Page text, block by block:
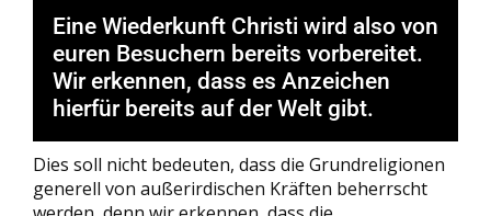
Eine Wiederkunft Christi wird also von
euren Besuchern bereits vorbereitet.
Wir erkennen, dass es Anzeichen
hierfür bereits auf der Welt gibt.
Dies soll nicht bedeuten, dass die Grundreligionen
generell von außerirdischen Kräften beherrscht